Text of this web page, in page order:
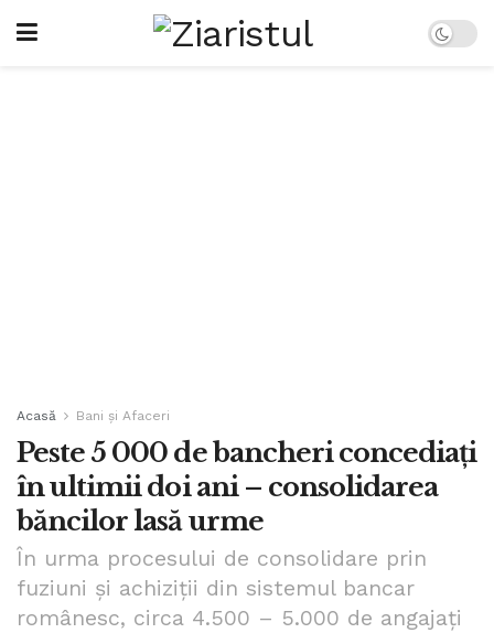
Acasă Bani și Afaceri
Peste 5 000 de bancheri concediaţi
în ultimii doi ani – consolidarea
băncilor lasă urme
În urma procesului de consolidare prin
fuziuni şi achiziţii din sistemul bancar
românesc, circa 4.500 – 5.000 de angajaţi